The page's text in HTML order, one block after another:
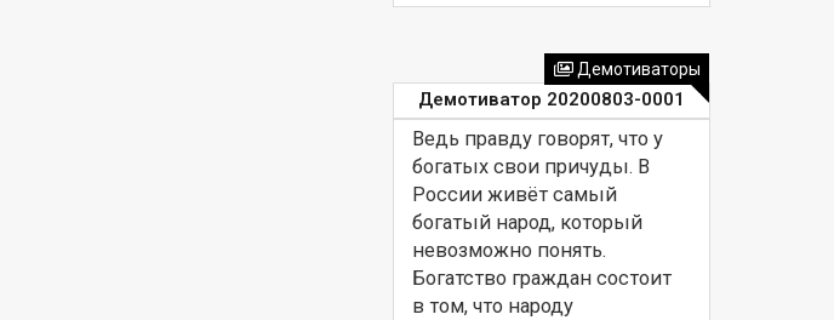
Демотиватор 20200803-0001
Ведь правду говорят, что у
богатых свои причуды. В
России живёт самый
богатый народ, который
невозможно понять.
Богатство граждан состоит
в том, что народу
Демотиваторы